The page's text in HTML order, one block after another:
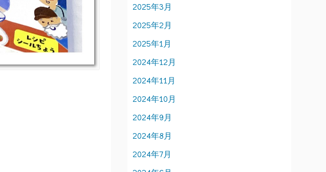
2025年3月
2025年2月
2025年1月
2024年12月
2024年11月
2024年10月
2024年9月
2024年8月
2024年7月